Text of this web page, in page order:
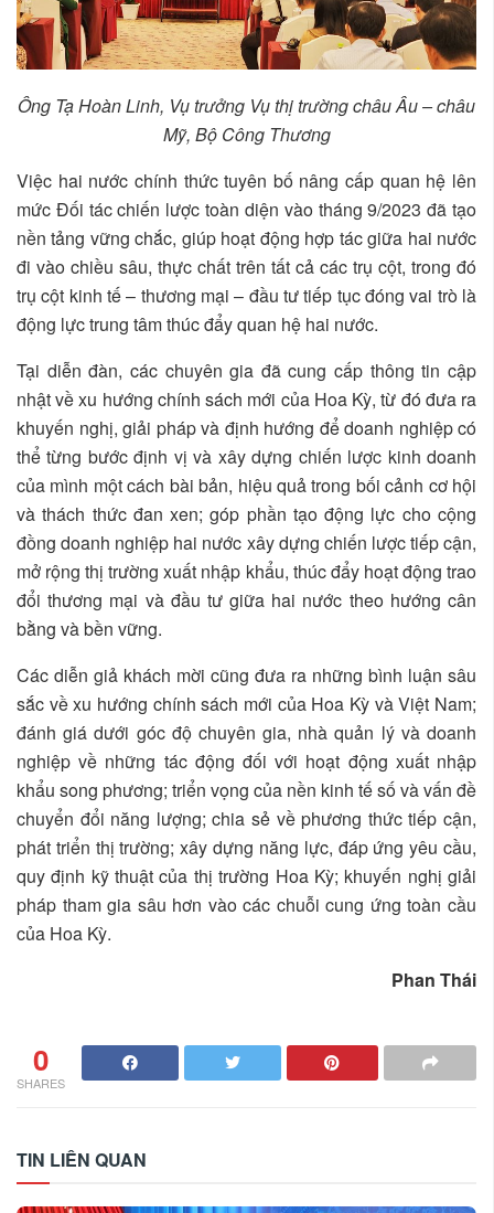
Ông Tạ Hoàn Linh, Vụ trưởng Vụ thị trường châu Âu – châu
Mỹ, Bộ Công Thương
Việc hai nước chính thức tuyên bố nâng cấp quan hệ lên
mức Đối tác chiến lược toàn diện vào tháng 9/2023 đã tạo
nền tảng vững chắc, giúp hoạt động hợp tác giữa hai nước
đi vào chiều sâu, thực chất trên tất cả các trụ cột, trong đó
trụ cột kinh tế – thương mại – đầu tư tiếp tục đóng vai trò là
động lực trung tâm thúc đẩy quan hệ hai nước.
Tại diễn đàn, các chuyên gia đã cung cấp thông tin cập
nhật về xu hướng chính sách mới của Hoa Kỳ, từ đó đưa ra
khuyến nghị, giải pháp và định hướng để doanh nghiệp có
thể từng bước định vị và xây dựng chiến lược kinh doanh
của mình một cách bài bản, hiệu quả trong bối cảnh cơ hội
và thách thức đan xen; góp phần tạo động lực cho cộng
đồng doanh nghiệp hai nước xây dựng chiến lược tiếp cận,
mở rộng thị trường xuất nhập khẩu, thúc đẩy hoạt động trao
đổi thương mại và đầu tư giữa hai nước theo hướng cân
bằng và bền vững.
Các diễn giả khách mời cũng đưa ra những bình luận sâu
sắc về xu hướng chính sách mới của Hoa Kỳ và Việt Nam;
đánh giá dưới góc độ chuyên gia, nhà quản lý và doanh
nghiệp về những tác động đối với hoạt động xuất nhập
khẩu song phương; triển vọng của nền kinh tế số và vấn đề
chuyển đổi năng lượng; chia sẻ về phương thức tiếp cận,
phát triển thị trường; xây dựng năng lực, đáp ứng yêu cầu,
quy định kỹ thuật của thị trường Hoa Kỳ; khuyến nghị giải
pháp tham gia sâu hơn vào các chuỗi cung ứng toàn cầu
của Hoa Kỳ.
Phan Thái
0
SHARES
TIN LIÊN QUAN